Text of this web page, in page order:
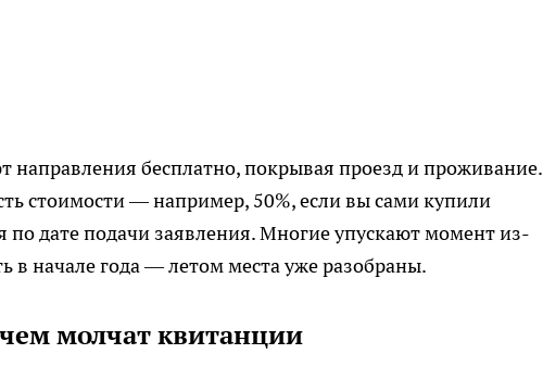
направления бесплатно, покрывая проезд и проживание.
стоимости — например, 50%, если вы сами купили
по дате подачи заявления. Многие упускают момент из-
в начале года — летом места уже разобраны.
молчат квитанции